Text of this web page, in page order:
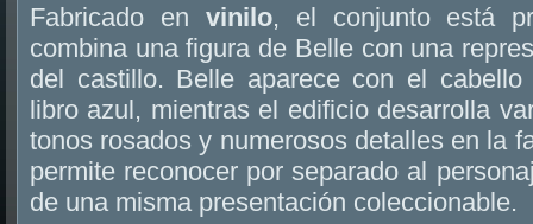
Fabricado en vinilo, el conjunto está
combina una figura de Belle con una
del castillo. Belle aparece con el
libro azul, mientras el edificio desarrolla
tonos rosados y numerosos detalles en la
permite reconocer por separado al
de una misma presentación coleccionable.